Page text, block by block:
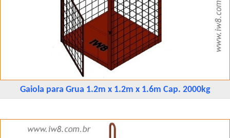
Gaiola para Grua 1.2m x 1.2m x 1.6m Cap. 2000kg